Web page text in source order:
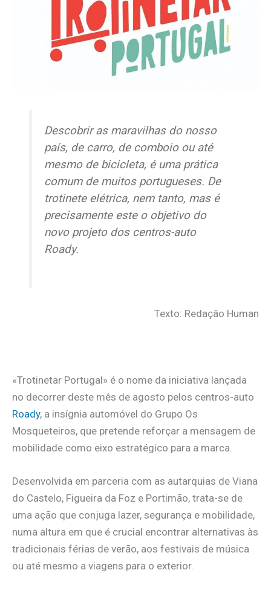
Descobrir as maravilhas do nosso
país, de carro, de comboio ou até
mesmo de bicicleta, é uma prática
comum de muitos portugueses. De
trotinete elétrica, nem tanto, mas é
precisamente este o objetivo do
novo projeto dos centros-auto
Roady.
Texto: Redação Human
«Trotinetar Portugal» é o nome da iniciativa lançada
no decorrer deste mês de agosto pelos centros-auto
Roady, a insígnia automóvel do Grupo Os
Mosqueteiros, que pretende reforçar a mensagem de
mobilidade como eixo estratégico para a marca.
Desenvolvida em parceria com as autarquias de Viana
do Castelo, Figueira da Foz e Portimão, trata-se de
uma ação que conjuga lazer, segurança e mobilidade,
numa altura em que é crucial encontrar alternativas às
tradicionais férias de verão, aos festivais de música
ou até mesmo a viagens para o exterior.